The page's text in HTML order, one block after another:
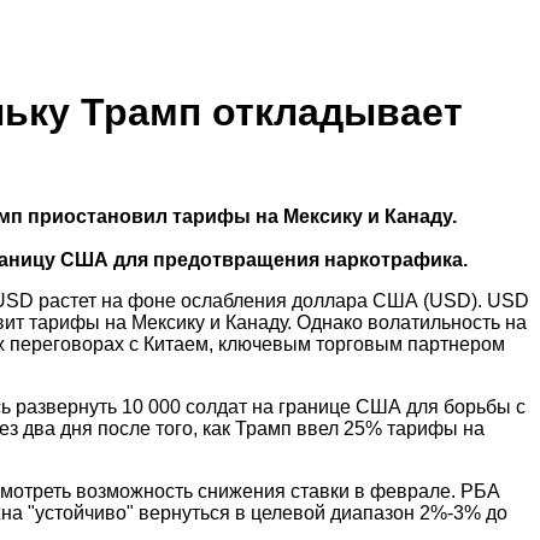
Трамп откладывает
приостановил тарифы на Мексику и Канаду.
США для предотвращения наркотрафика.
растет на фоне ослабления доллара США (USD). USD
тарифы на Мексику и Канаду. Однако волатильность на
с Китаем, ключевым торговым партнером
развернуть 10 000 солдат на границе США для борьбы с
два дня после того, как Трамп ввел 25% тарифы на
возможность снижения ставки в феврале. РБА
"устойчиво" вернуться в целевой диапазон 2%-3% до